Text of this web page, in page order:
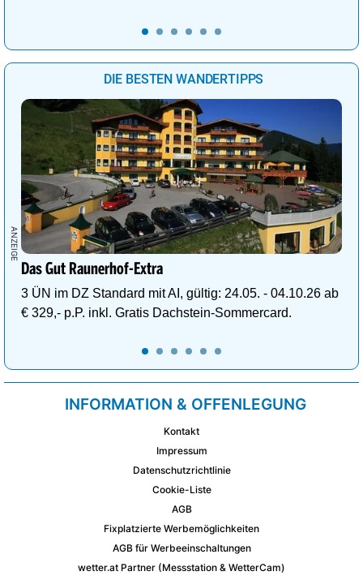
DIE BESTEN WANDERTIPPS
Das Gut Raunerhof-Extra
3 ÜN im DZ Standard mit AI, gültig: 24.05. - 04.10.26 ab
€ 329,- p.P. inkl. Gratis Dachstein-Sommercard.
INFORMATION & OFFENLEGUNG
Kontakt
Impressum
Datenschutzrichtlinie
Cookie-Liste
AGB
Fixplatzierte Werbemöglichkeiten
AGB für Werbeeinschaltungen
wetter.at Partner (Messstation & WetterCam)